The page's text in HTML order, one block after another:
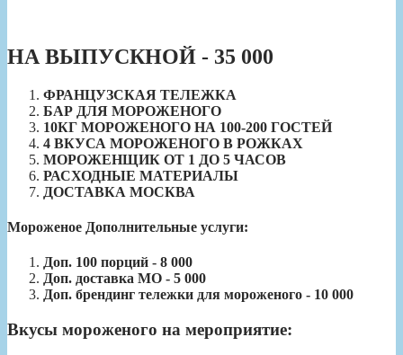
НА ВЫПУСКНОЙ - 35 000
ФРАНЦУЗСКАЯ ТЕЛЕЖКА
БАР ДЛЯ МОРОЖЕНОГО
10КГ МОРОЖЕНОГО НА 100-200 ГОСТЕЙ
4 ВКУСА МОРОЖЕНОГО В РОЖКАХ
МОРОЖЕНЩИК ОТ 1 ДО 5 ЧАСОВ
РАСХОДНЫЕ МАТЕРИАЛЫ
ДОСТАВКА МОСКВА
Мороженое Дополнительные услуги:
Доп. 100 порций - 8 000
Доп. доставка МО - 5 000
Доп. брендинг тележки для мороженого - 10 000
Вкусы мороженого на мероприятие: